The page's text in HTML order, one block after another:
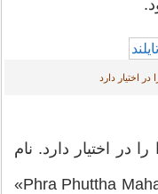
دارد
اختیار دارد. نام
رسمی آن «Phra Phuttha Maha Suwana Patimakon»